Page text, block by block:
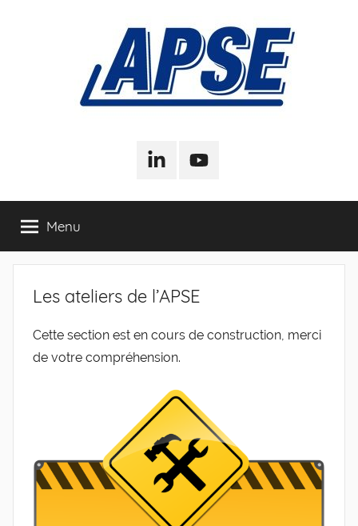
Association
Pour
la
Sociologie
l'Entreprise
l'Entreprise
LinkedInYoutube
Menu
Les ateliers de l’APSE
Cette section est en cours de construction, merci
de votre compréhension.